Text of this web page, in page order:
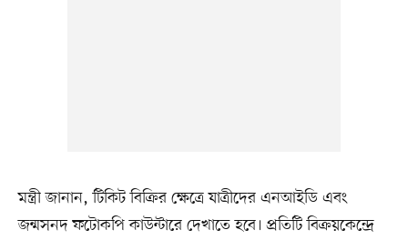
মন্ত্রী জানান, টিকিট বিক্রির ক্ষেত্রে যাত্রীদের এনআইডি এবং
জন্মসনদ ফটোকপি কাউন্টারে দেখাতে হবে। প্রতিটি বিক্রয়কেন্দ্রে